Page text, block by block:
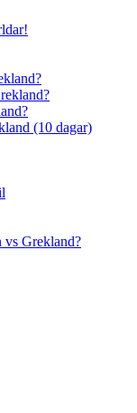
(10 dagar)
Grekland?